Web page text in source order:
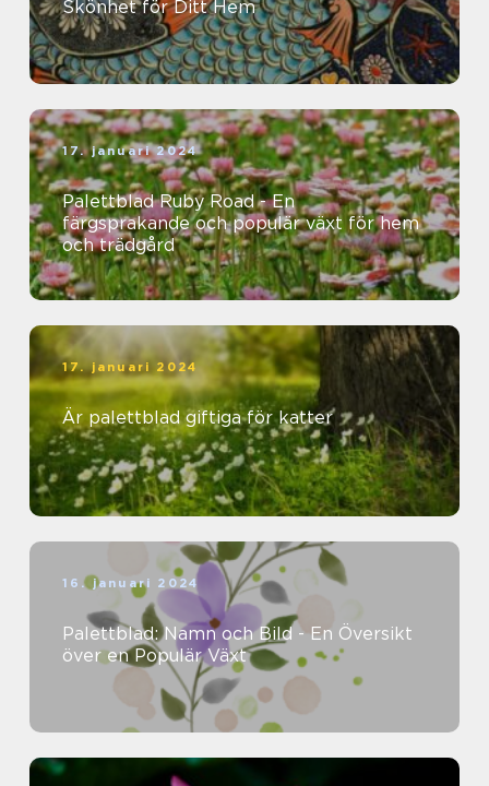
Skönhet för Ditt Hem
17. januari 2024
Palettblad Ruby Road - En
färgsprakande och populär växt för hem
och trädgård
17. januari 2024
Är palettblad giftiga för katter
16. januari 2024
Palettblad: Namn och Bild - En Översikt
över en Populär Växt